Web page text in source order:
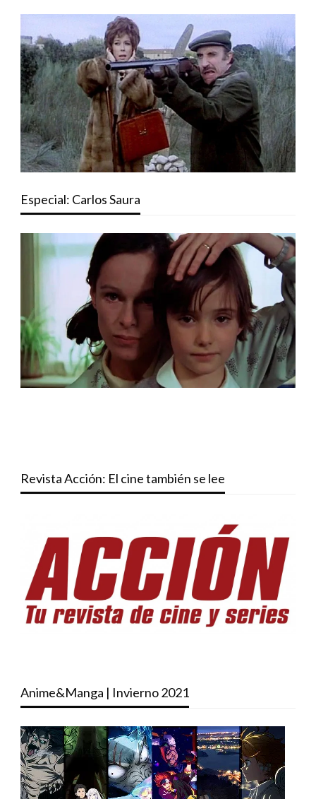
Especial: Carlos Saura
Revista Acción: El cine también se lee
Anime&Manga | Invierno 2021